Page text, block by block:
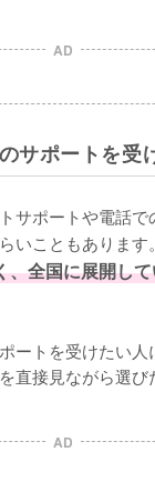
AD
サポートを受
サポートや電話
いこともあります。
、全国に展開し
ートを受けたい人
直接見ながら選び
AD